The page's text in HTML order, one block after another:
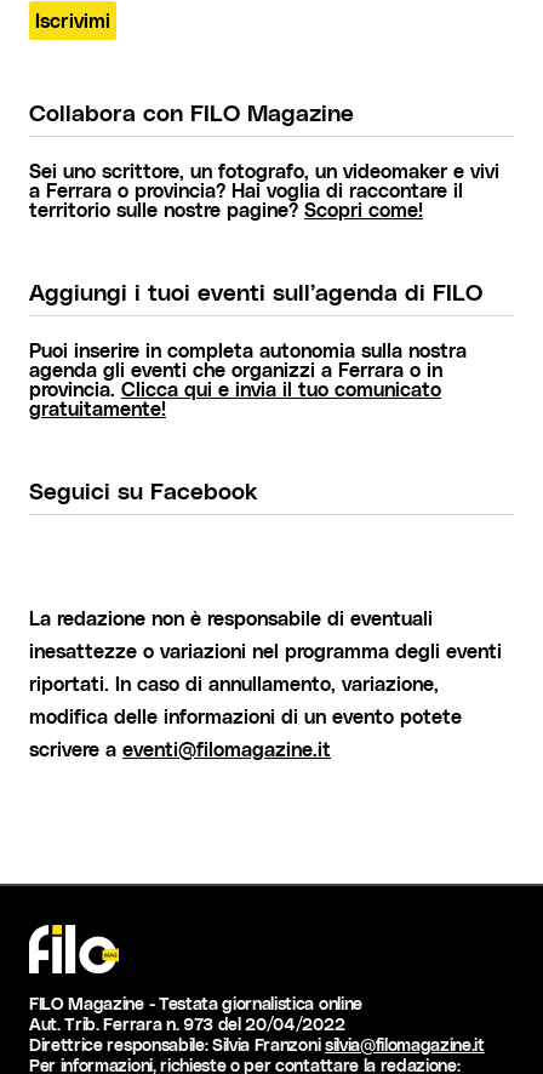
Collabora con FILO Magazine
Sei uno scrittore, un fotografo, un videomaker e vivi
a Ferrara o provincia? Hai voglia di raccontare il
territorio sulle nostre pagine? Scopri come!
Aggiungi i tuoi eventi sull’agenda di FILO
Puoi inserire in completa autonomia sulla nostra
agenda gli eventi che organizzi a Ferrara o in
provincia. Clicca qui e invia il tuo comunicato
gratuitamente!
Seguici su Facebook
La redazione non è responsabile di eventuali
inesattezze o variazioni nel programma degli eventi
riportati. In caso di annullamento, variazione,
modifica delle informazioni di un evento potete
scrivere a eventi@filomagazine.it
FILO Magazine - Testata giornalistica online
Aut. Trib. Ferrara n. 973 del 20/04/2022
Direttrice responsabile: Silvia Franzonisilvia@filomagazine.it
Per informazioni, richieste o per contattare la redazione: